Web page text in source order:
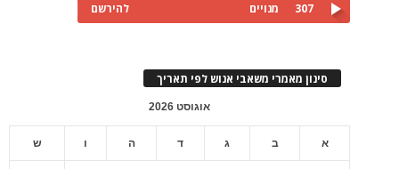
307 מנויים להירשם
סינון מאמרי משאבי אנוש לפי תאריך
אוגוסט 2026
א ב ג ד ה ו ש